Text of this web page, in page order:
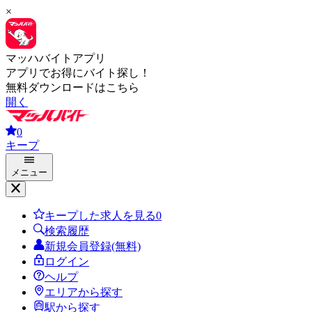
×
マッハバイトアプリ
アプリでお得にバイト探し！
無料ダウンロードはこちら
開く
0
キープ
メニュー
キープした求人を見る0
検索履歴
新規会員登録(無料)
ログイン
ヘルプ
エリアから探す
駅から探す